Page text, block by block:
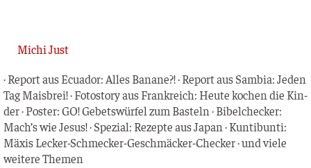
Michi Just
· Report aus Ecua­dor: Alles Bana­ne?! · Report aus Sam­bia: Jeden
Tag Mais­brei! · Foto­sto­ry aus Frank­reich: Heu­te kochen die Kin­
der · Pos­ter: GO! Gebets­wür­fel zum Bas­teln · Bibel­ch­e­cker:
Mach’s wie Jesus! · Spe­zi­al: Rezep­te aus Japan · Kun­tibun­ti:
Mäxis Lecker-Schme­cker-Geschmä­cker-Che­cker · und vie­le
wei­te­re Themen